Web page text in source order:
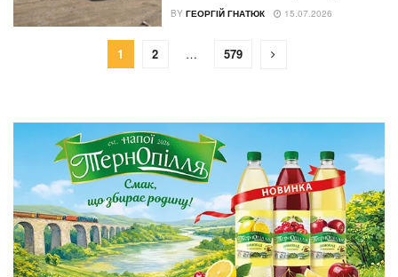
BY ГЕОРГІЙ ГНАТЮК 15.07.2026
1 2 … 579